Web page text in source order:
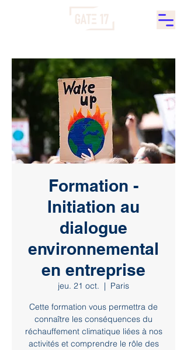
Formation -
Initiation au
dialogue
environnemental
en entreprise
jeu. 21 oct.
  |
Paris
Cette formation vous permettra de
connaître les conséquences du
réchauffement climatique liées à nos
activités et comprendre le rôle des